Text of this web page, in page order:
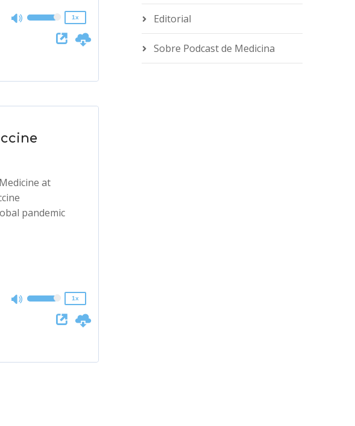
Use
Up/Down
to
volume.
1x
at
pandemic
Use
Up/Down
to
1x
Editorial
Sobre Podcast de Medicina